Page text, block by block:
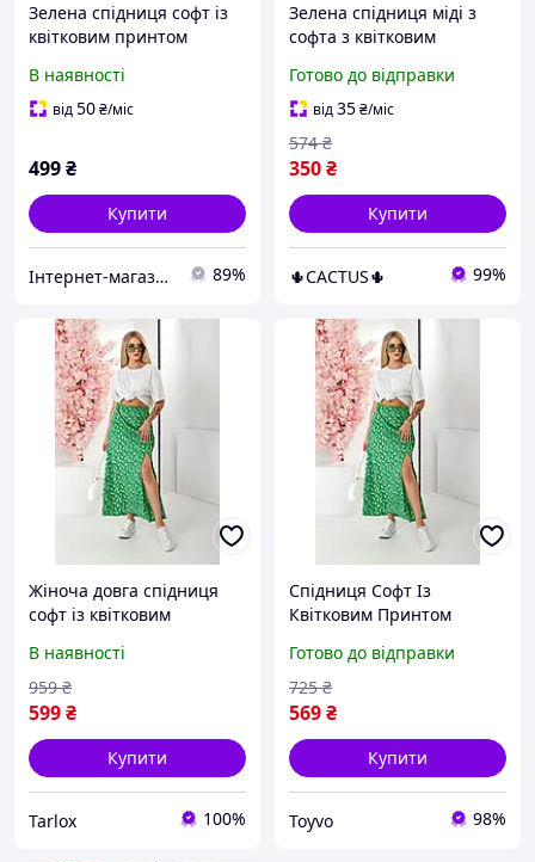
Зелена спідниця софт із
квітковим принтом
напівобхватом пояса 33
см бренд 257R11
В наявності
від50₴/міс
499₴
Купити
Інтернет-магазин OK Shop 89%
Зелена спідниця міді з
софта з квітковим
розрізом
Готово до відправки
від35₴/міс
350₴
574 ₴
Купити
🌵CACTUS🌵 99%
Жіноча довга спідниця
софт із квітковим
В наявності
599₴
959 ₴
Купити
Tarlox 100%
Спідниця Софт Із
Квітковим Принтом
Готово до відправки
569₴
725 ₴
Купити
Toyvo 98%